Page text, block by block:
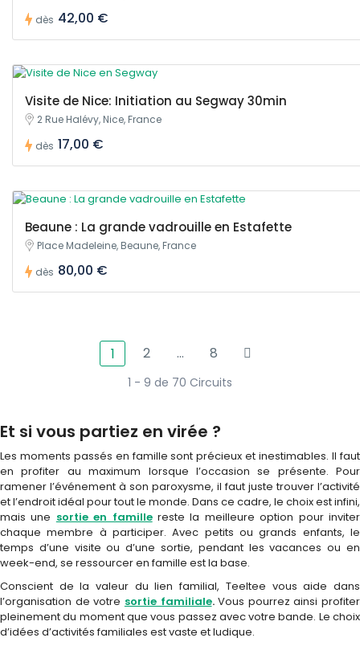
dès 42,00 €
Visite de Nice: Initiation au Segway 30min
2 Rue Halévy, Nice, France
dès 17,00 €
Beaune : La grande vadrouille en Estafette
Place Madeleine, Beaune, France
dès 80,00 €
1 2 … 8
1 - 9 de 70 Circuits
Et si vous partiez en virée ?
Les moments passés en famille sont précieux et inestimables. Il faut
en profiter au maximum lorsque l’occasion se présente. Pour
ramener l’événement à son paroxysme, il faut juste trouver l’activité
et l’endroit idéal pour tout le monde. Dans ce cadre, le choix est infini,
mais une sortie en famillereste la meilleure option pour inviter
chaque membre à participer. Avec petits ou grands enfants, le
temps d’une visite ou d’une sortie, pendant les vacances ou en
week-end, se ressourcer en famille est la base.
Conscient de la valeur du lien familial, Teeltee vous aide dans
l’organisation de votre sortie familiale.Vous pourrez ainsi profiter
pleinement du moment que vous passez avec votre bande. Le choix
d’idées d’activités familiales est vaste et ludique.